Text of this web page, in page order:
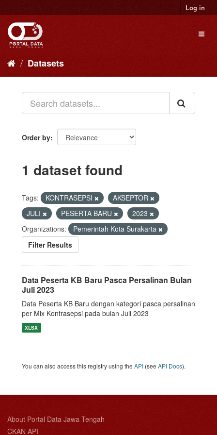
to
content
Log in
Datasets
Order by
1 dataset found
Tags: KONTRASEPSI
AKSEPTOR
JULI
PESERTA BARU
2023
Organizations:
Pemerintah Kota Surakarta
Filter Results
Data Peserta KB Baru Pasca Persalinan Bulan
Juli 2023
Data Peserta KB Baru dengan kategori pasca persalinan
per Mix Kontrasepsi pada bulan Juli 2023
XLSX
You can also access this registry using the API (see API Docs).
About Portal Data Jawa Tengah
CKAN API